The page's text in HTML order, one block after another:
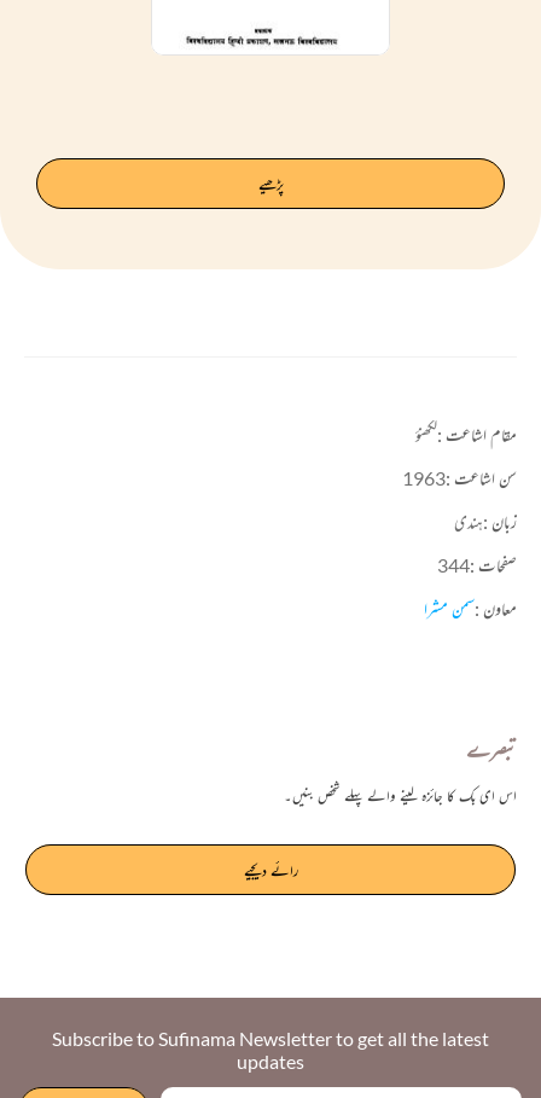
پڑھیے
مقام اشاعت :لکھنؤ
سن اشاعت :1963
زبان :ہندی
صفحات :344
معاون :سمن مشرا
تبصرے
اس ای بک کا جائزہ لینے والے پہلے شخص بنیں۔
رائے دیجیے
Subscribe to Sufinama Newsletter to get all the latest
updates